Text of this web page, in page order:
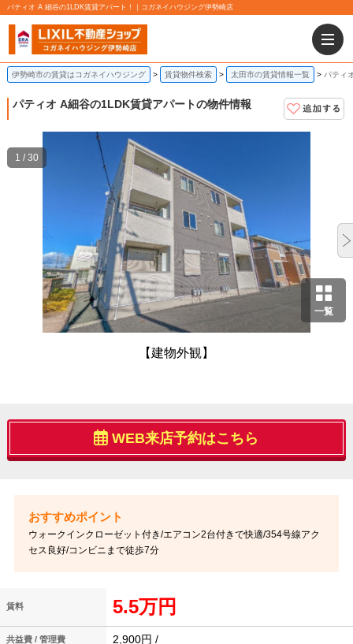
パティオ A 細谷の1LDK賃貸アパート！｜コガネイハウジング伊勢崎店
伊勢崎市の賃貸はコガネイハウジング 賃貸物件検索 太田市の賃貸情報一覧 パティ
パティオ A細谷の1LDK賃貸アパートの物件情報
一覧
【建物外観】
1 / 30
WEB来店予約はこちら
ウォークインクローゼット付き/エアコン2台付きで快適/354号線アク
セス良好/コンビニまで徒歩7分
賃料 5.5万円
共益費 / 管理費 2,900円 /